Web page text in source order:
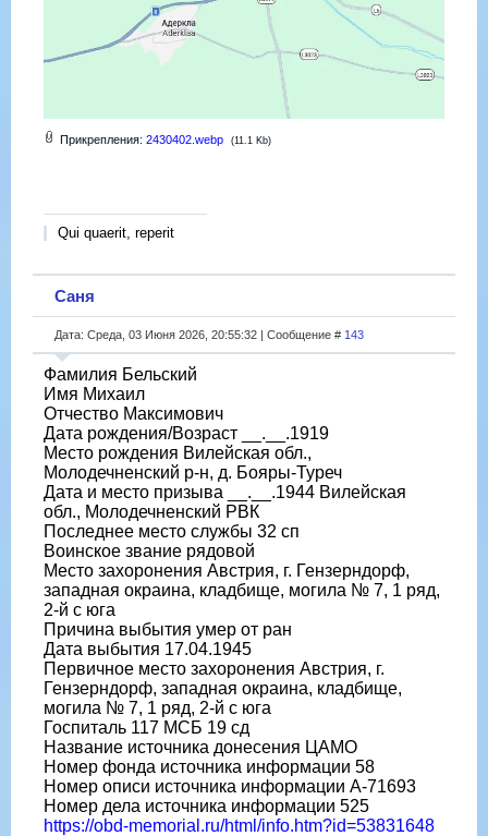
Прикрепления: 2430402.webp (11.1 Kb)
Qui quaerit, reperit
Саня
Дата: Среда, 03 Июня 2026, 20:55:32 | Сообщение # 143
Фамилия Бельский
Имя Михаил
Отчество Максимович
Дата рождения/Возраст __.__.1919
Место рождения Вилейская обл.,
Молодечненский р-н, д. Бояры-Туреч
Дата и место призыва __.__.1944 Вилейская
обл., Молодечненский РВК
Последнее место службы 32 сп
Воинское звание рядовой
Место захоронения Австрия, г. Гензерндорф,
западная окраина, кладбище, могила № 7, 1 ряд,
2-й с юга
Причина выбытия умер от ран
Дата выбытия 17.04.1945
Первичное место захоронения Австрия, г.
Гензерндорф, западная окраина, кладбище,
могила № 7, 1 ряд, 2-й с юга
Госпиталь 117 МСБ 19 сд
Название источника донесения ЦАМО
Номер фонда источника информации 58
Номер описи источника информации А-71693
Номер дела источника информации 525
https://obd-memorial.ru/html/info.htm?id=53831648